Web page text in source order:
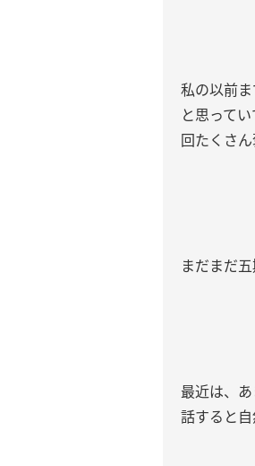
私の以前
と思って
回たくさ
まだまだ
最近は、
話すると